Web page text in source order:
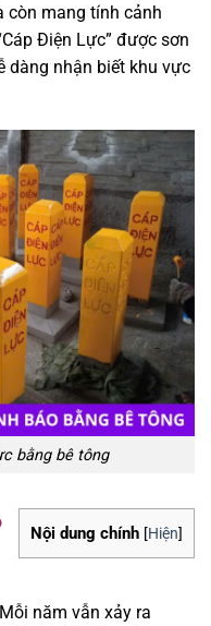
còn mang tính cảnh
Điện Lực” được sơn
dàng nhận biết khu vực
bằng bê tông
Nội dung chính [Hiện]
năm vẫn xảy ra